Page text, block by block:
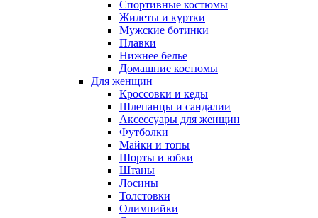
Спортивные костюмы
Жилеты и куртки
Мужские ботинки
Плавки
Нижнее белье
Домашние костюмы
Для женщин
Кроссовки и кеды
Шлепанцы и сандалии
Аксессуары для женщин
Футболки
Майки и топы
Шорты и юбки
Штаны
Лосины
Толстовки
Олимпийки